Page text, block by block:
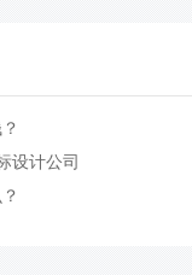
设计公司